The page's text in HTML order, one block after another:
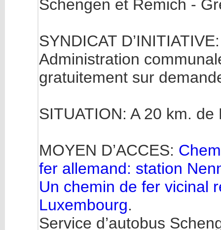
Schengen et Remich -
SYNDICAT
Administration
gratuitement sur
SITUATION: A 20 km.
MOYEN D’ACCES:
fer allemand: station
Un chemin de fer vicinal
Luxembourg.
Service d’autobus